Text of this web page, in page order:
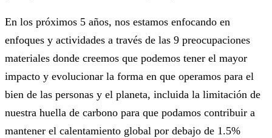
En los próximos 5 años, nos estamos enfocando en
enfoques y actividades a través de las 9 preocupaciones
materiales donde creemos que podemos tener el mayor
impacto y evolucionar la forma en que operamos para el
bien de las personas y el planeta, incluida la limitación de
nuestra huella de carbono para que podamos contribuir a
mantener el calentamiento global por debajo de 1.5%